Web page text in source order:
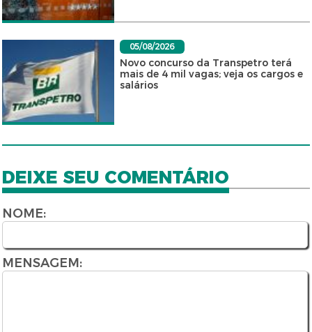
05/08/2026
Novo concurso da Transpetro terá
mais de 4 mil vagas; veja os cargos e
salários
DEIXE SEU COMENTÁRIO
NOME:
MENSAGEM: